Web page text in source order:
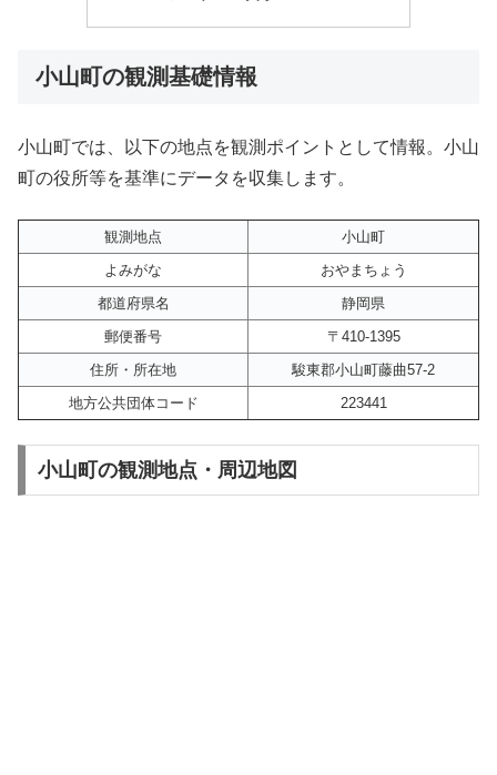
小山町の観測基礎情報
小山町では、以下の地点を観測ポイントとして情報。小山
町の役所等を基準にデータを収集します。
観測地点
小山町
よみがな
おやまちょう
都道府県名
静岡県
郵便番号
〒410-1395
住所・所在地
駿東郡小山町藤曲57-2
地方公共団体コード
223441
小山町の観測地点・周辺地図